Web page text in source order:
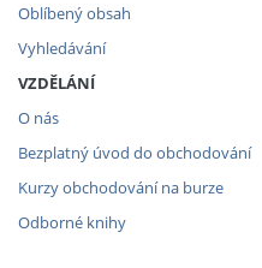
Oblíbený obsah
Vyhledávání
VZDĚLÁNÍ
O nás
Bezplatný úvod do obchodování
Kurzy obchodování na burze
Odborné knihy